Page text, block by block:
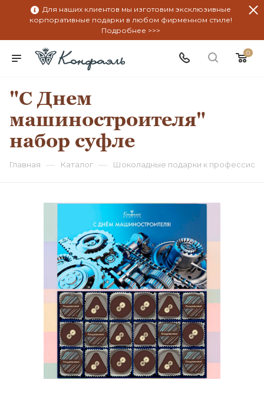
Для наших клиентов мы изготовим эксклюзивные
корпоративные подарки в любом фирменном стиле!
Подробнее >>>
0
"С Днем
машиностроителя"
набор суфле
Главная — Каталог — Шоколадные подарки к